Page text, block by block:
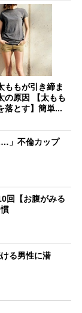
ももが引き締ま
の原因 【太もも
落とす】簡単...
…」不倫カップ
回【お腹がみる
る男性に潜